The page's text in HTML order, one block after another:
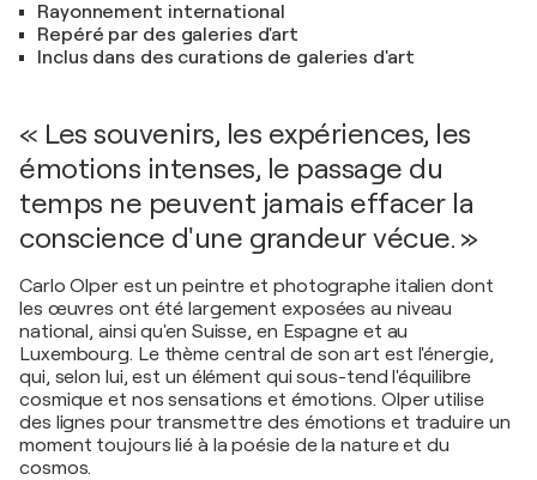
Rayonnement international
Repéré par des galeries d'art
Inclus dans des curations de galeries d'art
« Les souvenirs, les expériences, les
émotions intenses, le passage du
temps ne peuvent jamais effacer la
conscience d'une grandeur vécue. »
Carlo Olper est un peintre et photographe italien dont
les œuvres ont été largement exposées au niveau
national, ainsi qu'en Suisse, en Espagne et au
Luxembourg. Le thème central de son art est l'énergie,
qui, selon lui, est un élément qui sous-tend l'équilibre
cosmique et nos sensations et émotions. Olper utilise
des lignes pour transmettre des émotions et traduire un
moment toujours lié à la poésie de la nature et du
cosmos.